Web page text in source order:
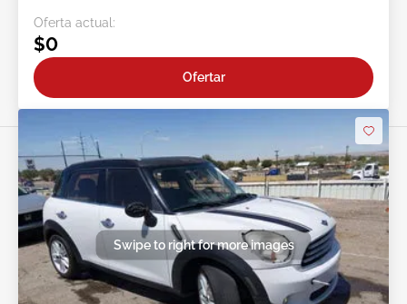
Oferta actual:
$0
Ofertar
Swipe to right for more images